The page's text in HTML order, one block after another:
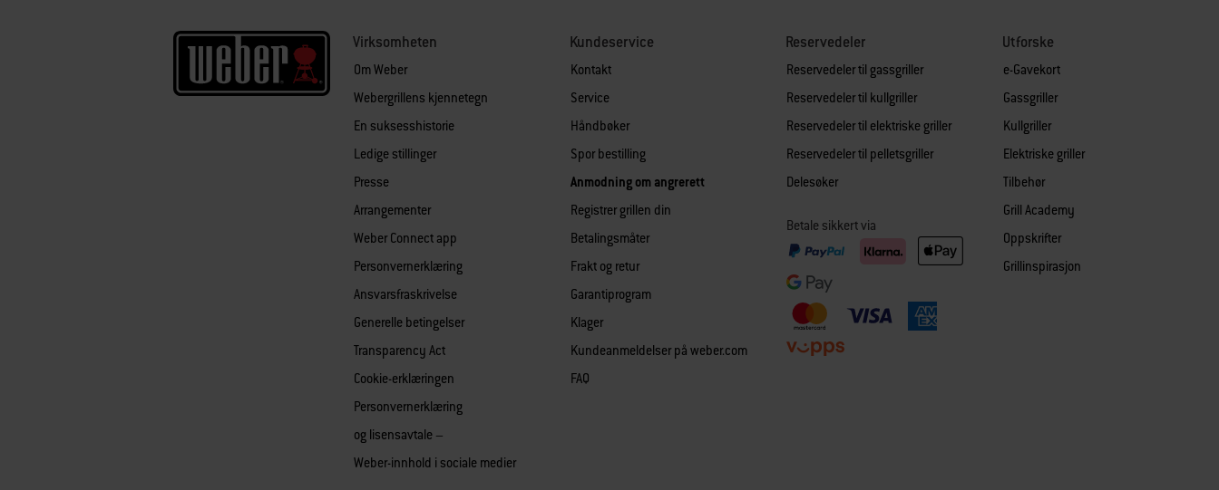
Virksomheten
Om Weber
Webergrillens kjennetegn
En suksesshistorie
Ledige stillinger
Presse
Arrangementer
Weber Connect app
Personvernerklæring
Ansvarsfraskrivelse
Generelle betingelser
Transparency Act
Cookie-erklæringen
Personvernerklæring
og lisensavtale –
Weber-innhold i sociale medier
Kundeservice
Kontakt
Service
Håndbøker
Spor bestilling
Anmodning om angrerett
Registrer grillen din
Betalingsmåter
Frakt og retur
Garantiprogram
Klager
Kundeanmeldelser på weber.com
FAQ
Reservedeler
Reservedeler til gassgriller
Reservedeler til kullgriller
Reservedeler til elektriske griller
Reservedeler til pelletsgriller
Delesøker
Betale sikkert via
Utforske
e-Gavekort
Gassgriller
Kullgriller
Elektriske griller
Tilbehør
Grill Academy
Oppskrifter
Grillinspirasjon